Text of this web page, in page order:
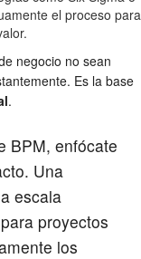
el proceso para
negocio no sean
Es la base
.
BPM, enfócate
Una
escala
proyectos
los